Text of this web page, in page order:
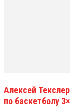
Алексей
по баскетболу